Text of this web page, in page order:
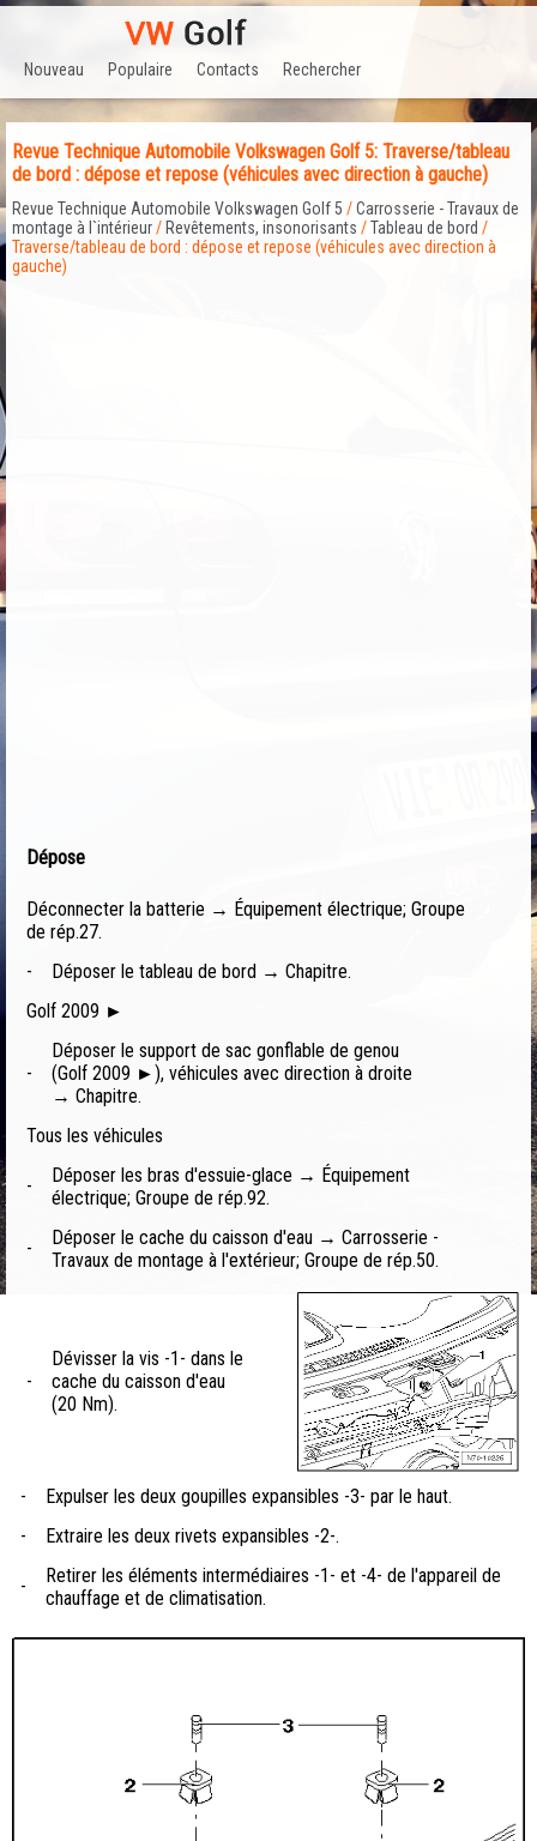
Nouveau Populaire Contacts Rechercher
Revue Technique Automobile Volkswagen Golf 5: Traverse/tableau
de bord : dépose et repose (véhicules avec direction à gauche)
Revue Technique Automobile Volkswagen Golf 5 /Carrosserie - Travaux de
montage à l`intérieur/ Revêtements, insonorisants /Tableau de bord /
Traverse/tableau de bord : dépose et repose (véhicules avec direction à
gauche)
Dépose
Déconnecter la batterie → Équipement électrique; Groupe
de rép.27.
-
Déposer le tableau de bord → Chapitre.
Golf 2009 ►
-
Déposer le support de sac gonflable de genou
(Golf 2009 ►), véhicules avec direction à droite
→ Chapitre.
Tous les véhicules
-
Déposer les bras d'essuie-glace → Équipement
électrique; Groupe de rép.92.
-
Déposer le cache du caisson d'eau → Carrosserie -
Travaux de montage à l'extérieur; Groupe de rép.50.
-
Dévisser la vis -1- dans le
cache du caisson d'eau
(20 Nm).
-
Expulser les deux goupilles expansibles -3- par le haut.
-
Extraire les deux rivets expansibles -2-.
-
Retirer les éléments intermédiaires -1- et -4- de l'appareil de
chauffage et de climatisation.